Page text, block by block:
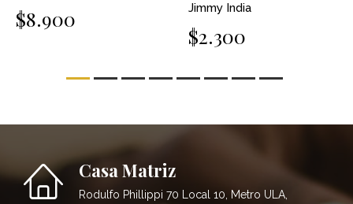
$8.900 Jimmy India
$2.300
Casa Matriz
Rodulfo Phillippi 70 Local 10, Metro ULA,